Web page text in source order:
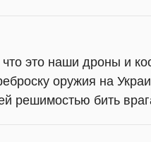
это наши дроны и
оружия на
решимостью бить